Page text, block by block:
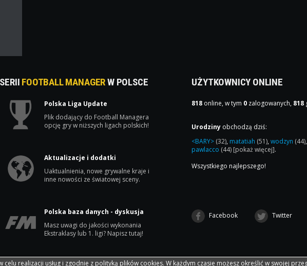
FOOTBALL MANAGERW POLSCE
Polska Liga Update
Plik dodający do Football Managera
opcję gry w niższych ligach polskich!
Aktualizacje i dodatki
Uaktualnienia, nowe grywalne kraje i
inne nowości ze światowej sceny.
Polska baza danych - dyskusja
Masz uwagi do jakości wykonania
Ekstraklasy lub 1. ligi? Napisz tutaj!
UŻYTKOWNICY ONLINE
818 online, w tym 0 zalogowanych, 818
Urodziny obchodzą dziś:
<BARY> (32), matatiah (51),wodzyn (44),
pawlacco (44) [pokaż więcej].
Wszystkiego najlepszego!
Facebook Twitter
realizacji usług i zgodnie z polityką plików cookies. W każdym czasie możesz określić w swojej